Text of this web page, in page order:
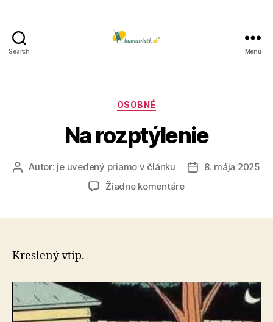
Search Menu
Kategórie
OSOBNÉ
Na rozptýlenie
AutorAutor: je uvedený priamo v článku
Dátum
8. mája 2025
Žiadne komentárena
Kreslený vtip.